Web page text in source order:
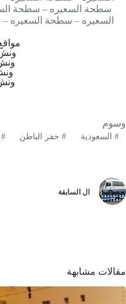
سطحة السعيره – سطحة
السعيره – سطحة السعيره
وسوم
#السعودية #حفر الباطن #
ال السابقة
مقالات مشابهة